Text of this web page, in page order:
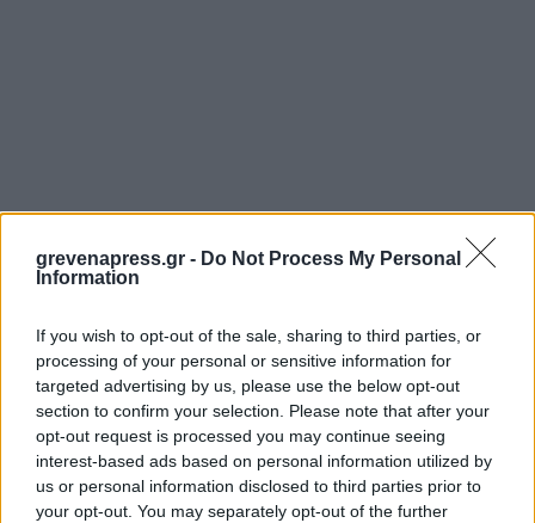
grevenapress.gr - Do Not Process My Personal
Information
If you wish to opt-out of the sale, sharing to third parties, or
processing of your personal or sensitive information for
targeted advertising by us, please use the below opt-out
section to confirm your selection. Please note that after your
opt-out request is processed you may continue seeing
interest-based ads based on personal information utilized by
us or personal information disclosed to third parties prior to
your opt-out. You may separately opt-out of the further